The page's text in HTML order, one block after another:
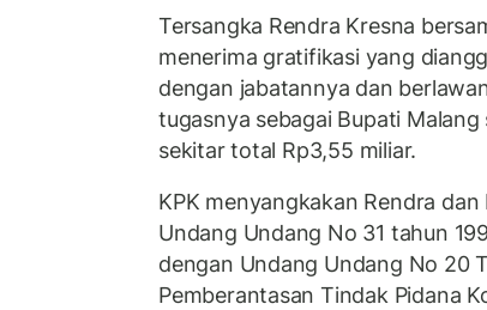
Tersangka Rendra Kresna
menerima gratifikasi yang
dengan jabatannya dan
tugasnya sebagai Bupati
sekitar total Rp3,55 miliar.
KPK menyangkakan Rendra dan
Undang Undang No 31 tahun
dengan Undang Undang No 20
Pemberantasan Tindak Pidana